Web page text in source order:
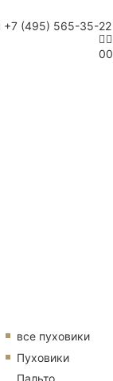
+7 (495) 565-35-22
00
все пуховики
Пуховики
Пальто